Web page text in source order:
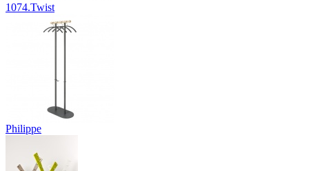
1074.Twist
Philippe